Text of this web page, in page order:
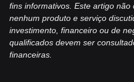
fins informativos. Este artigo
nenhum produto e serviço
investimento, financeiro ou de
qualificados devem ser
financeiras.